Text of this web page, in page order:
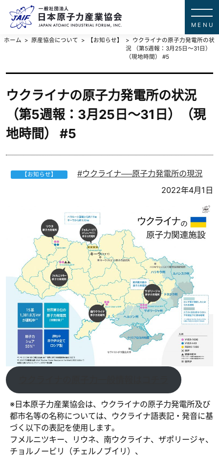
ホーム 原産協会について 【お知らせ】
ウクライナの原子力発電所の状
況 （第5週報：3月25日～31日）
（現地時間） #5
ウクライナの原子力発電所の状況
（第5週報：3月25日～31日）（現
地時間） #5
【お知らせ】
ウクライナ──原子力発電所の現況
2022年4月1日
※日本原子力産業協会は、ウクライナの原子力発電所及び
都市名等の名称については、ウクライナ語表記・発音に基
づく以下の表記を使用します。
フメルニツキー、リウネ、南ウクライナ、ザポリージャ、
チョルノービリ（チェルノブイリ）、